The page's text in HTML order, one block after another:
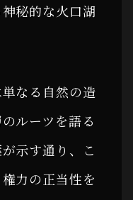
秘的な火口湖
なる自然の造
ルーツを語る
示す通り、こ
力の正当性を